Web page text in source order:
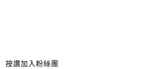
按讚加入粉絲團